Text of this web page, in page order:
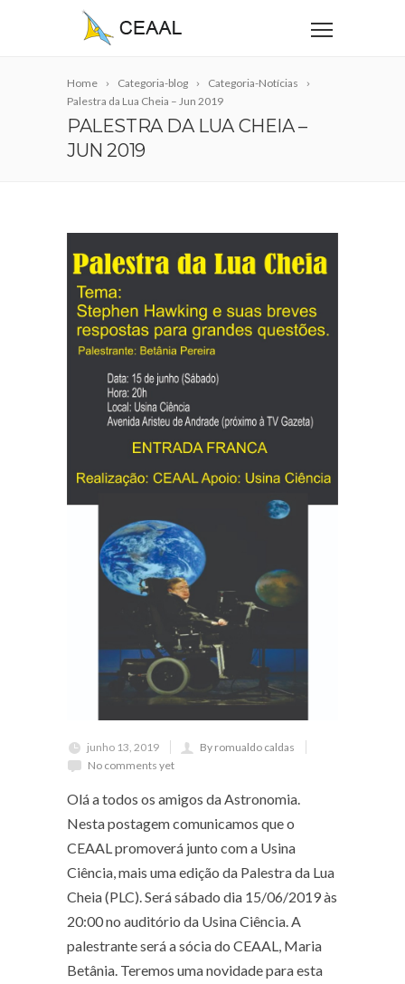
Home Categoria-blog
Categoria-Notícias
Palestra da Lua Cheia – Jun 2019
PALESTRA DA LUA CHEIA –
JUN 2019
junho 13, 2019
By romualdo caldas
No comments yet
Olá a todos os amigos da Astronomia.
Nesta postagem comunicamos que o
CEAAL promoverá junto com a Usina
Ciência, mais uma edição da Palestra da Lua
Cheia (PLC). Será sábado dia 15/06/2019 às
20:00 no auditório da Usina Ciência. A
palestrante será a sócia do CEAAL, Maria
Betânia. Teremos uma novidade para esta